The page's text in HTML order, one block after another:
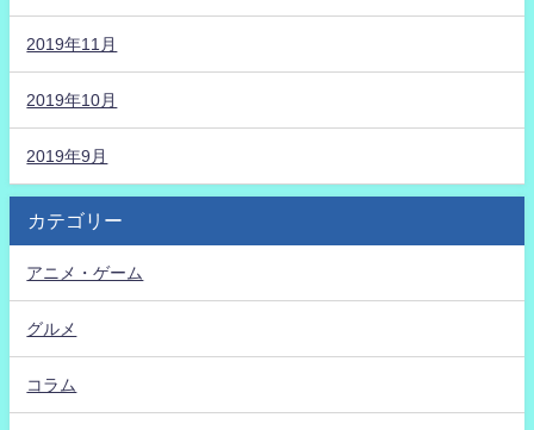
2019年11月
2019年10月
2019年9月
カテゴリー
アニメ・ゲーム
グルメ
コラム